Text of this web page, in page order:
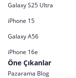
Galaxy S25 Ultra
iPhone 15
Galaxy A56
iPhone 16e
Öne Çıkanlar
Pazarama Blog